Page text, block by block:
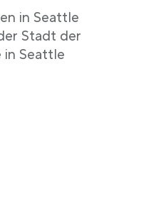
in Seattle
Stadt der
Seattle